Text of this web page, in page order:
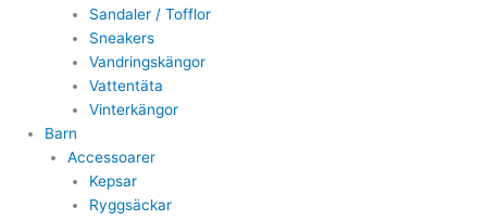
Sandaler / Tofflor
Sneakers
Vandringskängor
Vattentäta
Vinterkängor
Barn
Accessoarer
Kepsar
Ryggsäckar